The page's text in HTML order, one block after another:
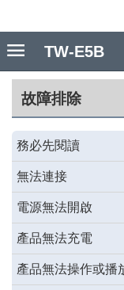
故障排除
務必先閱讀
無法連接
電源無法開啟
產品無法充電
產品無法操作或播
TW-E5B